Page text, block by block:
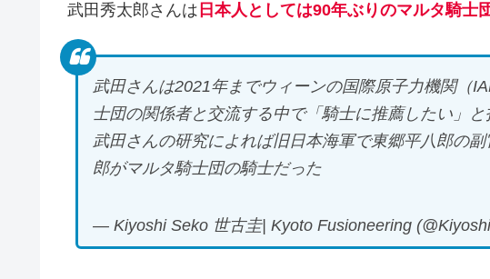
武田秀太郎さんは 日本人としては90年ぶりのマルタ騎士
武田さんは2021年までウィーンの国際原子力機関（
士団の関係者と交流する中で「騎士に推薦したい」と
武田さんの研究によれば旧日本海軍で東郷平八郎の
郎がマルタ騎士団の騎士だった
— Kiyoshi Seko 世古圭| Kyoto Fusioneering